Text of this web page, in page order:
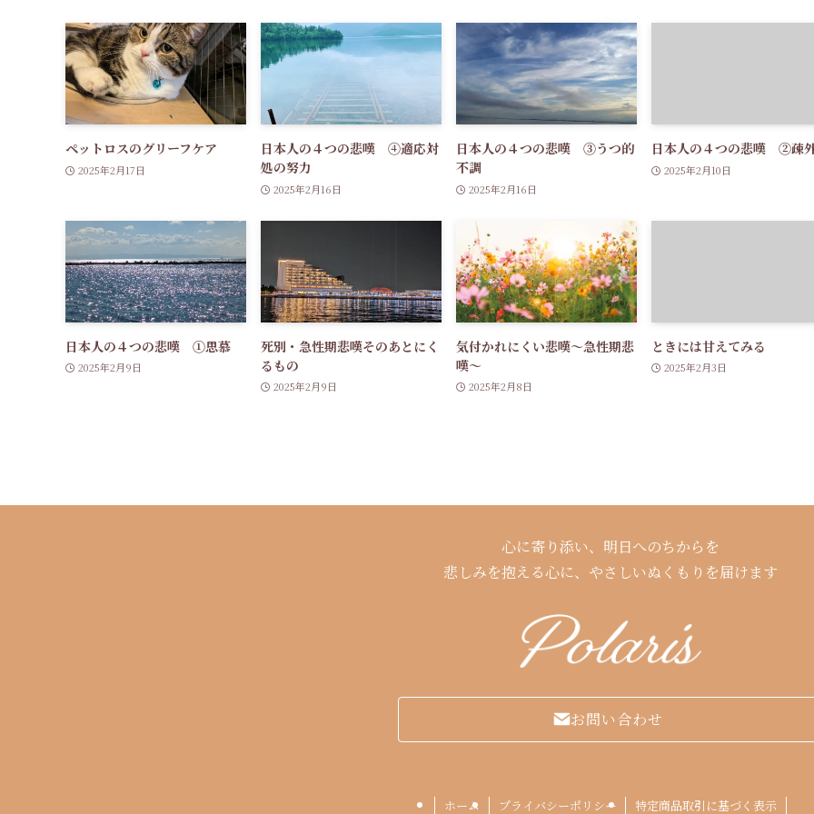
ペットロスのグリーフケア
2025年2月17日
日本人の４つの悲嘆 ④適応対
処の努力
2025年2月16日
日本人の４つの悲嘆 ③うつ的
不調
2025年2月16日
日本人の４つの悲嘆 ②疎
2025年2月10日
日本人の４つの悲嘆 ①思慕
2025年2月9日
死別・急性期悲嘆そのあとにく
るもの
2025年2月9日
気付かれにくい悲嘆～急性期悲
嘆～
2025年2月8日
ときには甘えてみる
2025年2月3日
心に寄り添い、明日へのちからを
悲しみを抱える心に、やさしいぬくもりを届けます
お問い合わせ
ホーム プライバシーポリシー 特定商品取引に基づく表示